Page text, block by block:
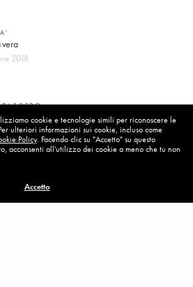
vera
2018
BORDO
sempre
2018
ci vuole coraggio
2018
cookie e tecnologie simili per riconoscere le
ulteriori informazioni sui cookie, incluso come
Policy. Facendo clic su "Accetto" su questo
acconsenti all'utilizzo dei cookie a meno che tu non
Accetto